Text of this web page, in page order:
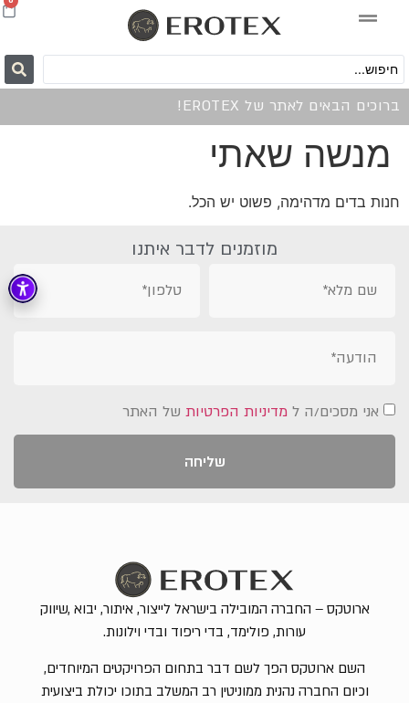
ברוכים הבאים לאתר של EROTEX!
מנשה שאתי
חנות בדים מדהימה, פשוט יש הכל.
מוזמנים לדבר איתנו
אני מסכים/ה ל מדיניות הפרטיות של האתר
שליחה
ארוטקס – החברה המובילה בישראל לייצור, איתור, יבוא ,שיווק
עורות, פולימד, בדי ריפוד ובדי וילונות.
השם ארוטקס הפך לשם דבר בתחום הפרויקטים המיוחדים,
וכיום החברה נהנית ממוניטין רב המשלב בתוכו יכולת ביצועית